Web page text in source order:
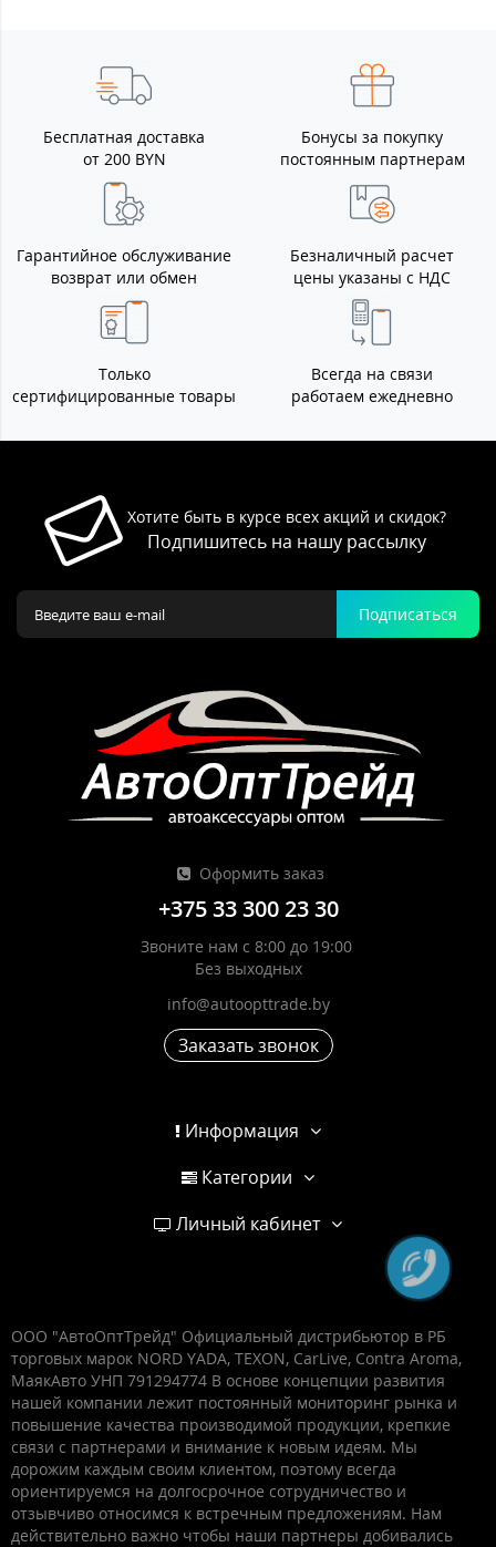
Бесплатная доставка
от 200 BYN
Бонусы за покупку
постоянным партнерам
Гарантийное обслуживание
возврат или обмен
Безналичный расчет
цены указаны с НДС
Только
сертифицированные товары
Всегда на связи
работаем ежедневно
Хотите быть в курсе всех акций и скидок?
Подпишитесь на нашу рассылку
Подписаться
Оформить заказ
+375 33 300 23 30
Звоните нам с 8:00 до 19:00
Без выходных
info@autoopttrade.by
Заказать звонок
Информация
Категории
Личный кабинет
ООО "АвтоОптТрейд" Официальный дистрибьютор в РБ
торговых марок NORD YADA, TEXON, CarLive, Contra Aroma,
МаякАвто УНП 791294774 В основе концепции развития
нашей компании лежит постоянный мониторинг рынка и
повышение качества производимой продукции, крепкие
связи с партнерами и внимание к новым идеям. Мы
дорожим каждым своим клиентом, поэтому всегда
ориентируемся на долгосрочное сотрудничество и
отзывчиво относимся к встречным предложениям. Нам
действительно важно чтобы наши партнеры добивались